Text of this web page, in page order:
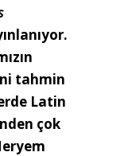
tahmin
Latin
çok